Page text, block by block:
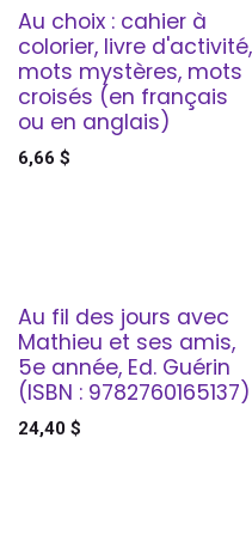
Au choix : cahier à
colorier, livre d'activité,
mots mystères, mots
croisés (en français
ou en anglais)
6,66 $
Au fil des jours avec
Mathieu et ses amis,
5e année, Ed. Guérin
(ISBN : 9782760165137)
24,40 $